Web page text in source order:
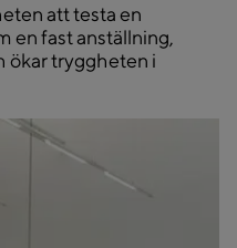
att testa en
en fast anställning,
ökar tryggheten i